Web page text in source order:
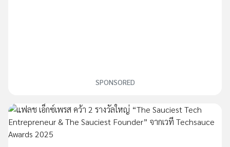
SPONSORED